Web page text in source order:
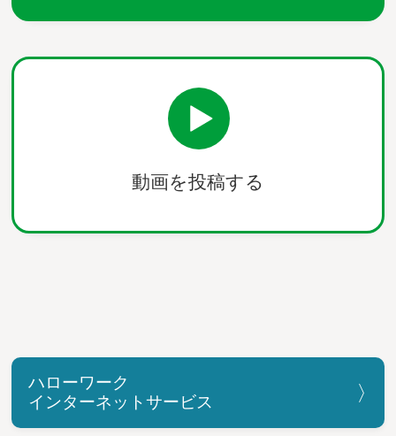
動画を投稿する
ハローワーク
インターネットサービス